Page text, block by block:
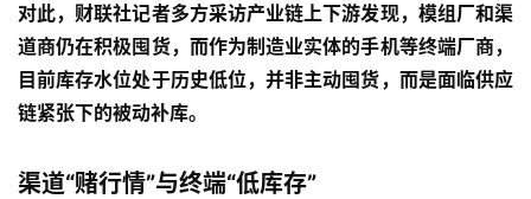
对此，财联社记者多方采访产业链上下游发现，模组厂和渠
道商仍在积极囤货，而作为制造业实体的手机等终端厂商，
目前库存水位处于历史低位，并非主动囤货，而是面临供应
链紧张下的被动补库。
渠道“赌行情”与终端“低库存”